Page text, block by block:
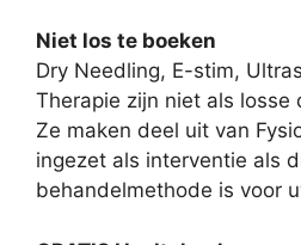
Niet los te boeken
Dry Needling, E-stim,
Therapie zijn niet als losse
Ze maken deel uit van
ingezet als interventie als
behandelmethode is voor